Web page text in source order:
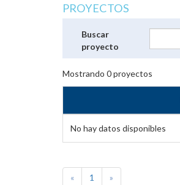
PROYECTOS
Buscar
proyecto
Mostrando 0proyectos
No hay datos disponibles
« 1 »